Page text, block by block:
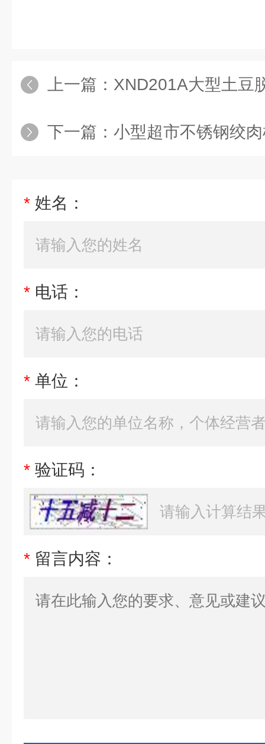
上一篇： XND201A大型土豆
下一篇： 小型超市不锈钢绞
* 姓名：
* 电话：
* 单位：
* 验证码：
* 留言内容：